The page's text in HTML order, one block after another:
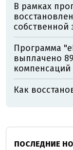
В рамках
собственной
Программа
выплачено
компенсаций
Как
ПОСЛЕДНИЕ